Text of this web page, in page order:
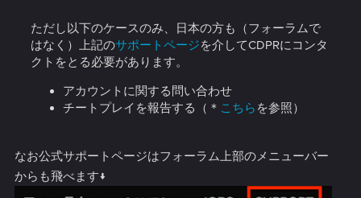
ただし以下のケースのみ、日本の方も（フォーラムで
はなく）上記のサポートページを介してCDPRにコンタ
クトをとる必要があります。
アカウントに関する問い合わせ
チートプレイを報告する（＊ こちら を参照）
なお公式サポートページはフォーラム上部のメニューバー
からも飛べます↓